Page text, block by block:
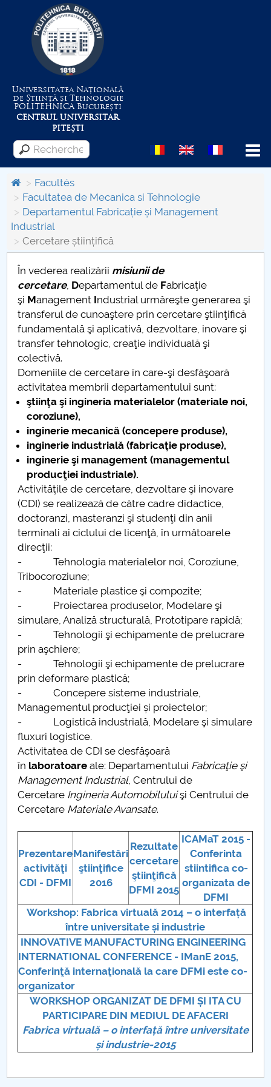
Universitatea Națională
de Știință și Tehnologie
POLITEHNICABucurești
CENTRUL UNIVERSITAR
PITEȘTI
Menu
Despre Universitate
Centrul de Management al Proiectelor
Conseil d'administration
Nr. de telefon si adrese Facultăți
Informations sur l'admission
Români de pretutindeni - ADMITERE
Sénat universitaire
Facultés
STUDENTI CUP
Ghiduri pentru STUDENȚI
Relations publiques
Relations Internationales
PNRR
Proiect (PRIM STUD)
Proiect SU-ETIC
Protection des données personnelles
Université pour la communauté
Études doctorales
Comisie de etica unversitară
Evenimente CUP
Accesibilitate pentru studenții cu dizabilități
Raportul Conducerii Centrului Universitar Pitești
privind implementarea Planului Operațional 2020-
Centrul de Consiliere și Orientare în Carieră
Chestionar angajabilitate ALUMNI – UPB
CAR2026
MENIU CANTINA
Facultés
Facultatea de Mecanica si Tehnologie
Departamentul Fabricație și Management
Industrial
Cercetare științifică
În vederea realizării misiunii de
cercetare, Departamentul de Fabricaţie
şi Management Industrial urmăreşte generarea şi
transferul de cunoaştere prin cercetare ştiinţifică
fundamentală şi aplicativă, dezvoltare, inovare şi
transfer tehnologic, creaţie individuală şi
colectivă.
Domeniile de cercetare în care-şi desfăşoară
activitatea membrii departamentului sunt:
ştiinţa şi ingineria materialelor (materiale noi,
coroziune),
inginerie mecanică (concepere produse),
inginerie industrială (fabricaţie produse),
inginerie şi management (managementul
producţiei industriale).
Activităţile de cercetare, dezvoltare şi inovare
(CDI) se realizează de către cadre didactice,
doctoranzi, masteranzi şi studenţi din anii
terminali ai ciclului de licenţă, în următoarele
direcţii:
- Tehnologia materialelor noi, Coroziune,
Tribocoroziune;
- Materiale plastice şi compozite;
- Proiectarea produselor, Modelare şi
simulare, Analiză structurală, Prototipare rapidă;
- Tehnologii şi echipamente de prelucrare
prin aşchiere;
- Tehnologii şi echipamente de prelucrare
prin deformare plastică;
- Concepere sisteme industriale,
Managementul producţiei și proiectelor;
- Logistică industrială, Modelare şi simulare
fluxuri logistice.
Activitatea de CDI se desfăşoară
în laboratoare ale: Departamentului Fabricaţie şi
Management Industrial, Centrului de
Cercetare Ingineria Automobiluluişi Centrului de
Cercetare Materiale Avansate.
Prezentare
activităţi
CDI - DFMI
Manifestări
ştiinţifice
2016
Rezultate
cercetare
ştiinţifică
DFMI 2015
ICAMaT 2015 -
Conferinta
stiintifica co-
organizata de
DFMI
Workshop: Fabrica virtuală 2014 – o interfață
între universitate și industrie
INNOVATIVE MANUFACTURING ENGINEERING
INTERNATIONAL CONFERENCE - IManE 2015,
Conferinţă internaţională la care DFMi este co-
organizator
WORKSHOP ORGANIZAT DE DFMI ȘI ITA CU
PARTICIPARE DIN MEDIUL DE AFACERI
Fabrica virtuală – o interfață între universitate
și industrie-2015